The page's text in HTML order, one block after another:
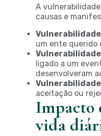
A
causas e
um ente querido
ligado a um
desenvolveram
aceitação ou
Impacto
vida